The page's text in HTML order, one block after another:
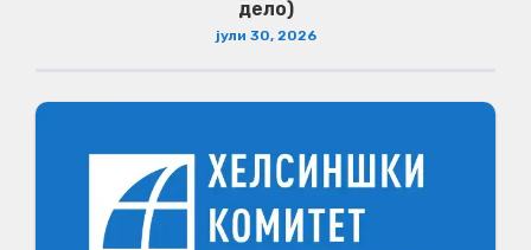
дело)
јули 30, 2026